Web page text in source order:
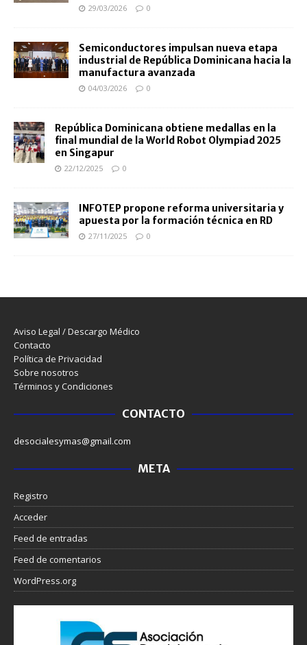
29/03/2026 0
Semiconductores impulsan nueva etapa
industrial de República Dominicana hacia la
manufactura avanzada
04/03/2026 0
República Dominicana obtiene medallas en la
final mundial de la World Robot Olympiad 2025
en Singapur
22/12/2025 0
INFOTEP propone reforma universitaria y
apuesta por la formación técnica en RD
27/11/2025 0
Aviso Legal / Descargo Médico
Contacto
Política de Privacidad
Sobre nosotros
Términos y Condiciones
CONTACTO
desocialesymas@gmail.com
META
Registro
Acceder
Feed de entradas
Feed de comentarios
WordPress.org